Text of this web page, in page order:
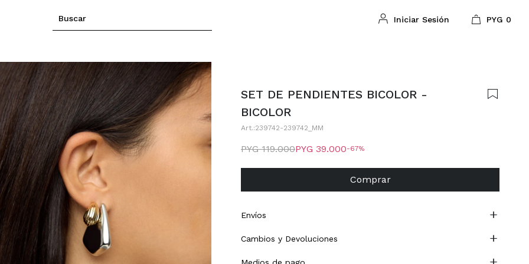
PYG 0
SET DE PENDIENTES BICOLOR -
BICOLOR
239742-239742_MM
PYG 39.000
PYG 119.000 67
Comprar
Envíos
Cambios y Devoluciones